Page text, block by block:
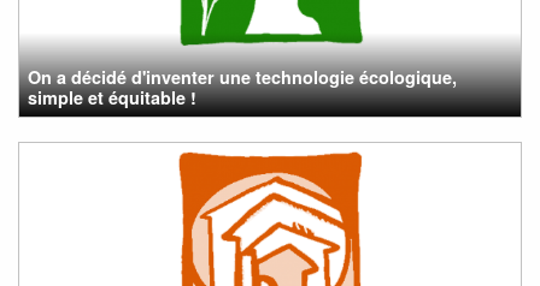
On a décidé d'inventer une technologie écologique,
simple et équitable !